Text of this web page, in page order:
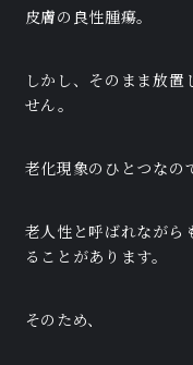
皮膚の良性腫瘍。
しかし、そのまま放置
せん。
老化現象のひとつなの
老人性と呼ばれながら
ることがあります。
そのため、